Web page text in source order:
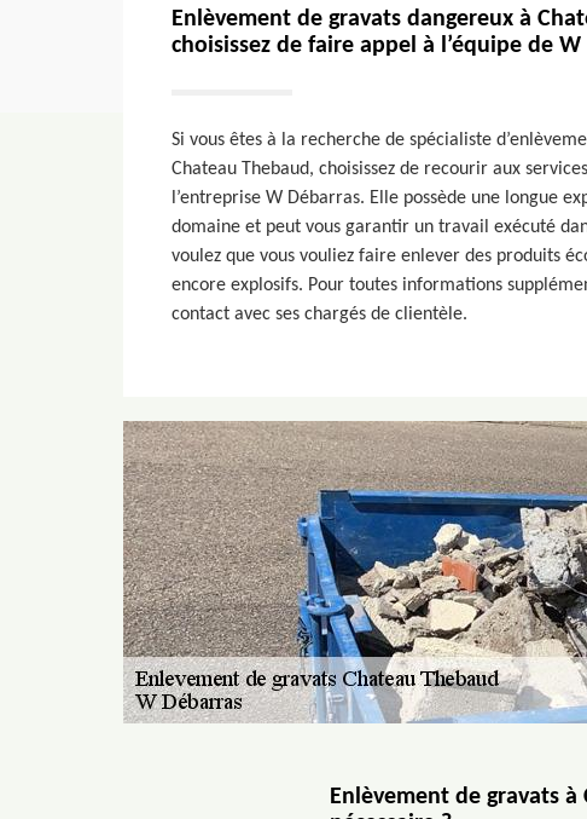
Enlèvement de gravats dangereux à
choisissez de faire appel à l’équipe de
Si vous êtes à la recherche de spécialiste
Chateau Thebaud, choisissez de recourir aux
l’entreprise W Débarras. Elle possède une longue
domaine et peut vous garantir un travail exécuté
voulez que vous vouliez faire enlever des produits
encore explosifs. Pour toutes informations
contact avec ses chargés de clientèle.
Enlèvement de gravats